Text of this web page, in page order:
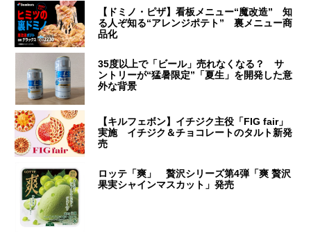
【ドミノ・ピザ】看板メニュー“魔改造” 知
る人ぞ知る“アレンジポテト” 裏メニュー商
品化
35度以上で「ビール」売れなくなる？ サ
ントリーが“猛暑限定”「夏生」を開発した意
外な背景
【キルフェボン】イチジク主役「FIG fair」
実施 イチジク＆チョコレートのタルト新発
売
ロッテ「爽」 贅沢シリーズ第4弾「爽 贅沢
果実シャインマスカット」発売